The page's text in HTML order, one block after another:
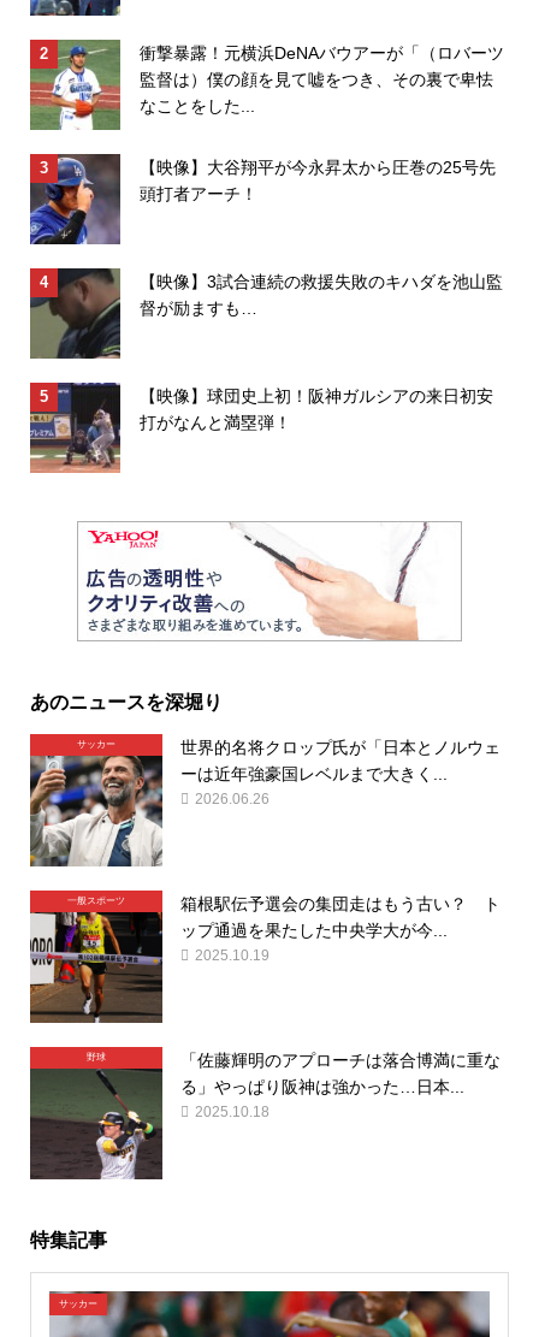
衝撃暴露！元横浜DeNAバウアーが「（ロバーツ
監督は）僕の顔を見て嘘をつき、その裏で卑怯
なことをした...
【映像】大谷翔平が今永昇太から圧巻の25号先
頭打者アーチ！
【映像】3試合連続の救援失敗のキハダを池山監
督が励ますも…
【映像】球団史上初！阪神ガルシアの来日初安
打がなんと満塁弾！
あのニュースを深堀り
サッカー
世界的名将クロップ氏が「日本とノルウェ
ーは近年強豪国レベルまで大きく...
2026.06.26
一般スポーツ
箱根駅伝予選会の集団走はもう古い？ ト
ップ通過を果たした中央学大が今...
2025.10.19
野球
「佐藤輝明のアプローチは落合博満に重な
る」やっぱり阪神は強かった…日本...
2025.10.18
特集記事
サッカー